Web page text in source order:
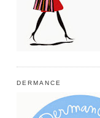
DERMANCE